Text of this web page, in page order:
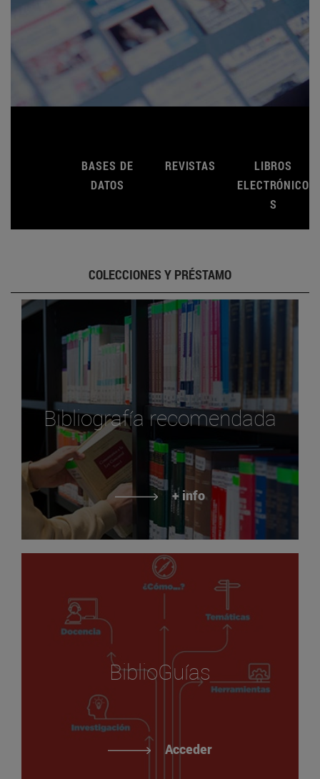
BASES DE
DATOS
REVISTAS
LIBROS
ELECTRÓNICO
S
COLECCIONES Y PRÉSTAMO
Bibliografía recomendada
+ info
BiblioGuías
Acceder